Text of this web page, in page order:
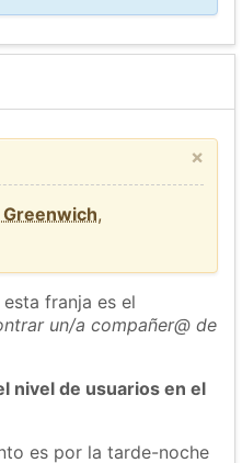
×
,
esta franja es el
un/a compañer@ de
nivel de usuarios en el
es por la tarde-noche